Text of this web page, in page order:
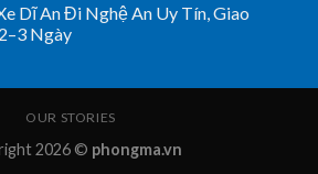
Dĩ An Đi Nghệ An Uy Tín, Giao
Ngày
OUR STORIES
2026 © phongma.vn